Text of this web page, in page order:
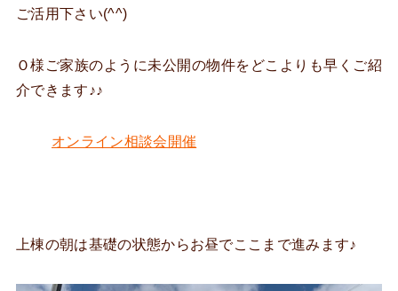
ご活用下さい(^^)
Ｏ様ご家族のように未公開の物件をどこよりも早くご紹
介できます♪♪
オンライン相談会開催
上棟の朝は基礎の状態からお昼でここまで進みます♪